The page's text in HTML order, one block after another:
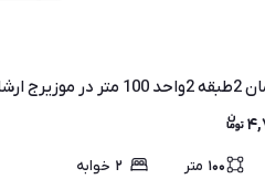
ارشاد7
۱۰۰ متر ۲ خوابه